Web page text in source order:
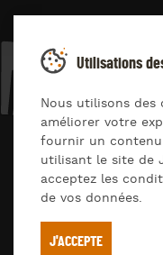
JAZZ4
© Jazz4you 2019 –
Déclaration de
RGPD & consentement
Conditions générales
Utilisations
Nous utilisons des
améliorer votre
fournir un contenu
utilisant le site de
acceptez les
de vos données.
J'ACCEPTE